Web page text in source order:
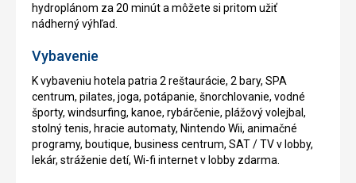
hydroplánom za 20 minút a môžete si pritom užiť
nádherný výhľad.
Vybavenie
K vybaveniu hotela patria 2 reštaurácie, 2 bary, SPA
centrum, pilates, joga, potápanie, šnorchlovanie, vodné
športy, windsurfing, kanoe, rybárčenie, plážový volejbal,
stolný tenis, hracie automaty, Nintendo Wii, animačné
programy, boutique, business centrum, SAT / TV v lobby,
lekár, stráženie detí, Wi-fi internet v lobby zdarma.